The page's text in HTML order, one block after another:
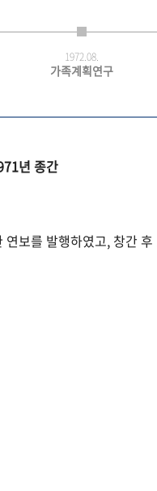
1972.08.
가족계획연구
년 종간
보를 발행하였고, 창간